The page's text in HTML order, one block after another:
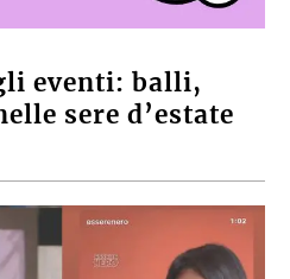
eventi: balli,
sere d’estate